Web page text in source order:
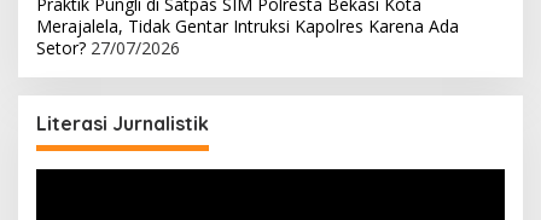
Merajalela, Tidak Gentar Intruksi Kapolres Karena Ada
Setor? 27/07/2026
Literasi Jurnalistik